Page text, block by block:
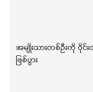
အမျိုးသားတစ်ဦးကို ဝိုင်း
ဖြစ်ပွား